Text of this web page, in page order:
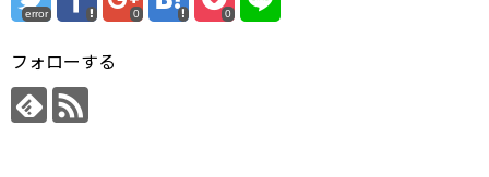
error 0 0
フォローする